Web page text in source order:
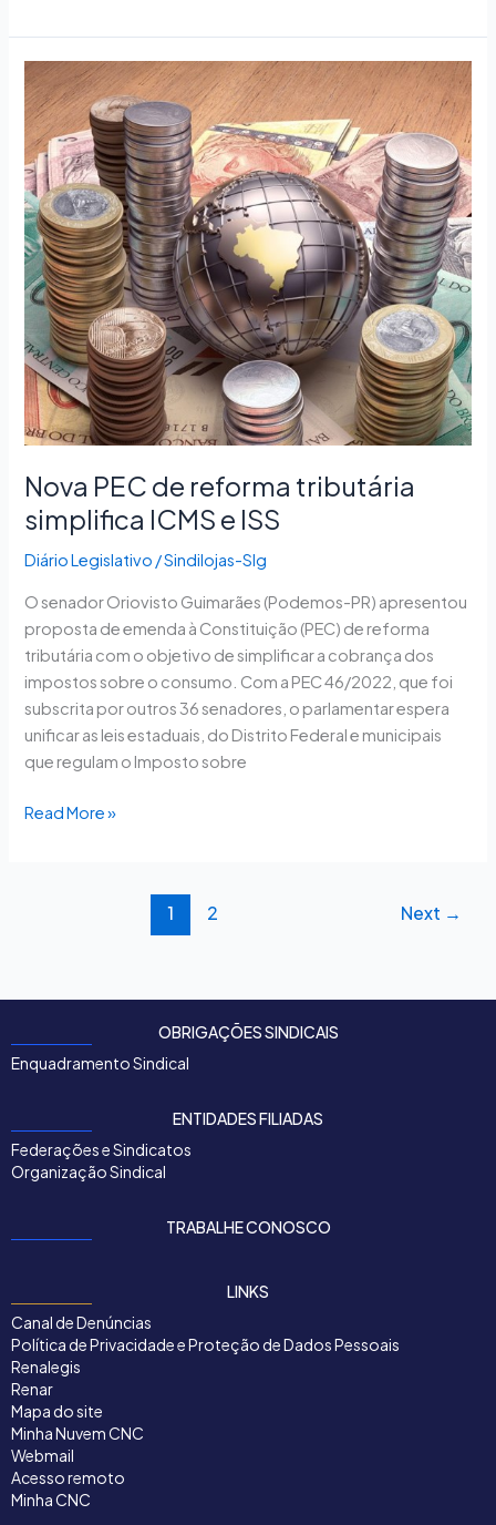
Nova PEC de reforma tributária
simplifica ICMS e ISS
Diário Legislativo /Sindilojas-Slg
O senador Oriovisto Guimarães (Podemos-PR) apresentou
proposta de emenda à Constituição (PEC) de reforma
tributária com o objetivo de simplificar a cobrança dos
impostos sobre o consumo. Com a PEC 46/2022, que foi
subscrita por outros 36 senadores, o parlamentar espera
unificar as leis estaduais, do Distrito Federal e municipais
que regulam o Imposto sobre
Nova
PEC
de
reforma
tributária
simplifica
ICMS
e
ISS
Read More »
1 2 Next →
OBRIGAÇÕES SINDICAIS
Enquadramento Sindical
ENTIDADES FILIADAS
Federações e Sindicatos
Organização Sindical
TRABALHE CONOSCO
LINKS
Canal de Denúncias
Política de Privacidade e Proteção de Dados Pessoais
Renalegis
Renar
Mapa do site
Minha Nuvem CNC
Webmail
Acesso remoto
Minha CNC